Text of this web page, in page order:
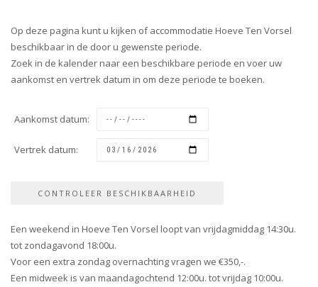
Op deze pagina kunt u kijken of accommodatie Hoeve Ten Vorsel
beschikbaar in de door u gewenste periode.
Zoek in de kalender naar een beschikbare periode en voer uw
aankomst en vertrek datum in om deze periode te boeken.
Aankomst datum:
Vertrek datum:
Een weekend in Hoeve Ten Vorsel loopt van vrijdagmiddag 14:30u.
tot zondagavond 18:00u.
Voor een extra zondag overnachting vragen we €350,-.
Een midweek is van maandagochtend 12:00u. tot vrijdag 10:00u.